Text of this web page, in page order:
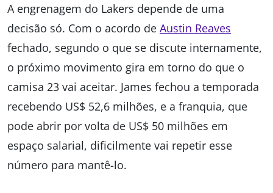
A engrenagem do Lakers depende de uma
decisão só. Com o acordo de Austin Reaves
fechado, segundo o que se discute internamente,
o próximo movimento gira em torno do que o
camisa 23 vai aceitar. James fechou a temporada
recebendo US$ 52,6 milhões, e a franquia, que
pode abrir por volta de US$ 50 milhões em
espaço salarial, dificilmente vai repetir esse
número para mantê-lo.